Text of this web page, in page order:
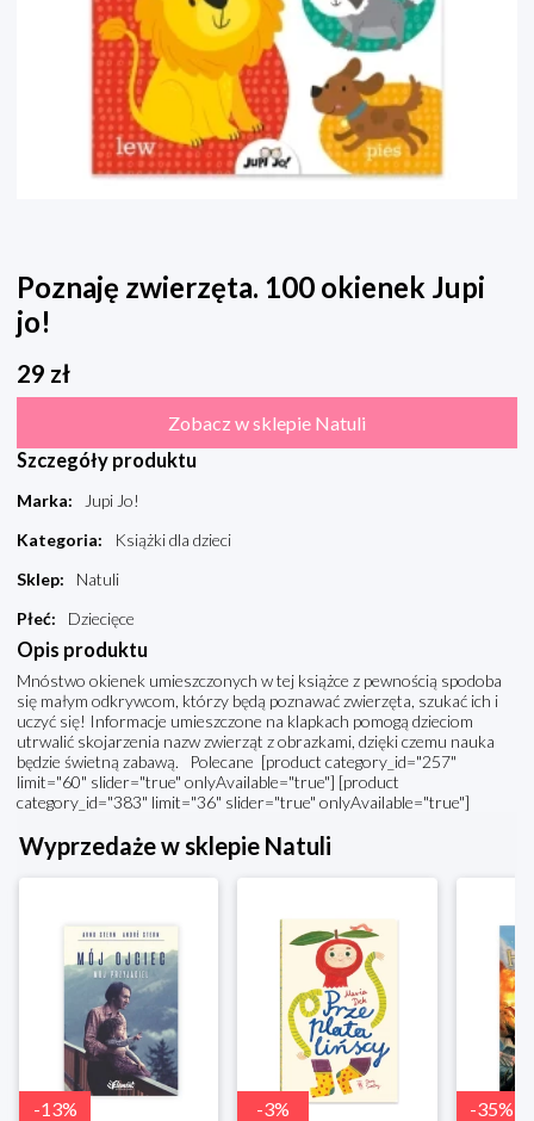
Poznaję zwierzęta. 100 okienek Jupi
jo!
29 zł
Zobacz w sklepie Natuli
Szczegóły produktu
Marka:
Jupi Jo!
Kategoria:
Książki dla dzieci
Sklep:
Natuli
Płeć: Dziecięce
Opis produktu
Mnóstwo okienek umieszczonych w tej książce z pewnością spodoba
się małym odkrywcom, którzy będą poznawać zwierzęta, szukać ich i
uczyć się! Informacje umieszczone na klapkach pomogą dzieciom
utrwalić skojarzenia nazw zwierząt z obrazkami, dzięki czemu nauka
będzie świetną zabawą. Polecane [product category_id="257"
limit="60" slider="true" onlyAvailable="true"] [product
category_id="383" limit="36" slider="true" onlyAvailable="true"]
Wyprzedaże w sklepie Natuli
-13% -3% -35%